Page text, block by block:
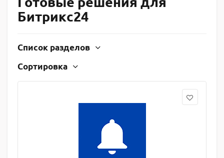
Битрикс24
Список разделов
Сортировка